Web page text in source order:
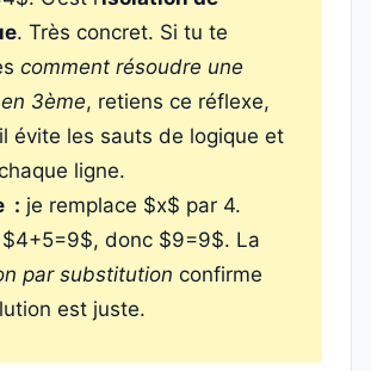
. Très concret. Si tu te
comment résoudre une
3ème, retiens ce réflexe,
évite les sauts de logique et
ligne.
: je remplace $x$ par 4.
$4+5=9$, donc $9=9$. La
par substitution confirme
est juste.